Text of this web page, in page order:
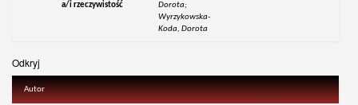
a/i rzeczywistość
Dorota;
Wyrzykowska-
Koda, Dorota
Odkryj
Autor